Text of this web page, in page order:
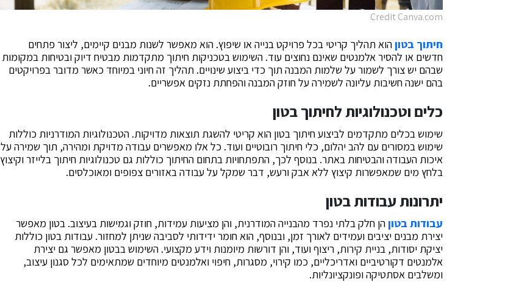
Credit Canva.com
חיתוך בטוןהוא תהליך קריטי בכל פרויקט בנייה או שיפוץ. הוא מאפשר לשנות מבנים קיימים, ליצור פתחים
חדשים או להסיר אלמנטים שאינם נחוצים עוד. השימוש בטכניקות חיתוך מתקדמות מבטיח דיוק ובטיחות במקומות
שבהם יש צורך לשמור על שלמות המבנה תוך כדי ביצוע שינויים. תהליך זה חיוני במיוחד כאשר מדובר בפרויקטים
בהם ישנה חשיבות עליונה לשמירה על חוזק המבנה והפחתת נזקים אפשריים.
כלים וטכנולוגיות לחיתוך בטון
שימוש בכלים מתקדמים לביצוע חיתוך בטון הוא קריטי להשגת תוצאות מדויקות. הטכנולוגיות המודרניות כוללות
שימוש במסורים עם להב יהלום, כלי חיתוך רובוטיים ועוד. כל אלו מאפשרים עבודה מדויקת ומהירה, תוך שמירה על
איכות העבודה והבטיחות באתר. בנוסף לכך, התפתחויות בתחום החיתוך כוללות גם טכנולוגיות חיתוך בלייזר וקיצוץ
בלחץ מים שמאפשרות קיצוץ ללא אבק ורעש, דבר שמקל על עבודה באזורים צפופים ומאוכלסים.
יתרונות עבודות בטון
עבודות בטוןהן חלק בלתי נפרד מהבנייה המודרנית, והן מציעות עמידות, חוזק וגמישות בעיצוב. בטון מאפשר
יצירת מבנים יציבים ועמידים לאורך זמן, ובנוסף, הוא חומר ידידותי לסביבה שניתן למחזור. עבודות בטון כוללות
יציקת יסודות, בניית קירות, ריצוף ועוד, והן דורשות מיומנות וידע מקצועי. השימוש בבטון מאפשר גם יצירת
אלמנטים דקורטיביים ואדריכליים, כמו קירוי, מסגרות, חיפוי ואלמנטים מיוחדים שמתאימים לכל סגנון עיצוב,
ומשלבים אסתטיקה ופונקציונליות.